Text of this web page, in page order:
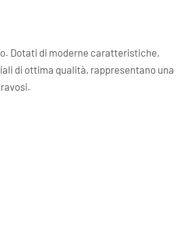
Dotati di moderne caratteristiche,
di ottima qualità, rappresentano una